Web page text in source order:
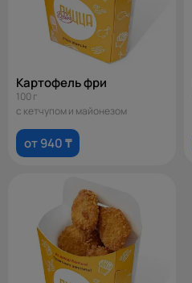
Картофель фри
100 г
с кетчупом и майонезом
от 940 ₸